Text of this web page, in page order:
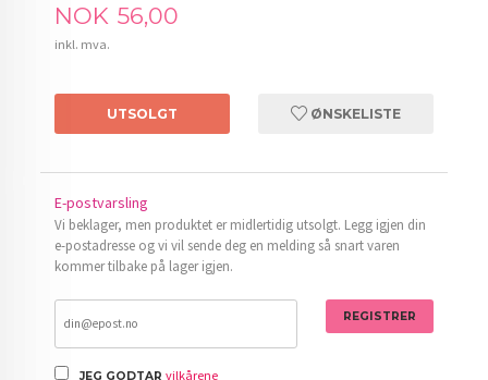
Pris
NOK 56,00
inkl. mva.
UTSOLGT ØNSKELISTE
E-postvarsling
Vi beklager, men produktet er midlertidig utsolgt. Legg igjen din
e-postadresse og vi vil sende deg en melding så snart varen
kommer tilbake på lager igjen.
JEG GODTAR vilkårene
REGISTRER